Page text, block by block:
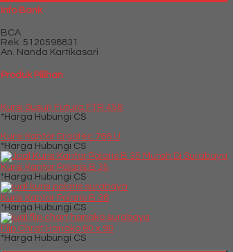
Info Bank
BCA
Rek. 5120598831
An. Nanda Kartikasari
Produk Pilihan
Kursi Susun Futura FTR 458
*Harga Hubungi CS
Kursi Kantor Ergotec 766 U
*Harga Hubungi CS
Kursi Kantor Polaris B 35
*Harga Hubungi CS
Kursi Kantor Polaris B 38
*Harga Hubungi CS
Flip Chrat Hanako 60 x 90
*Harga Hubungi CS